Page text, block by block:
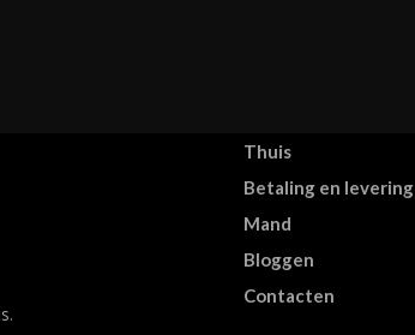
Thuis
Betaling en levering
Mand
Bloggen
Contacten